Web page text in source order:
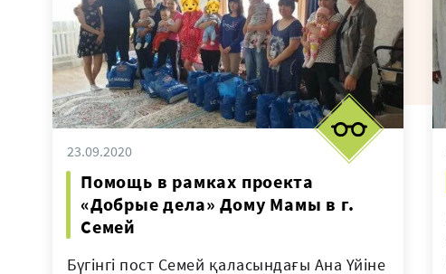
23.09.2020
Помощь в рамках проекта
«Добрые дела» Дому Мамы в г.
Семей
Бүгінгі пост Семей қаласындағы Ана Үйіне